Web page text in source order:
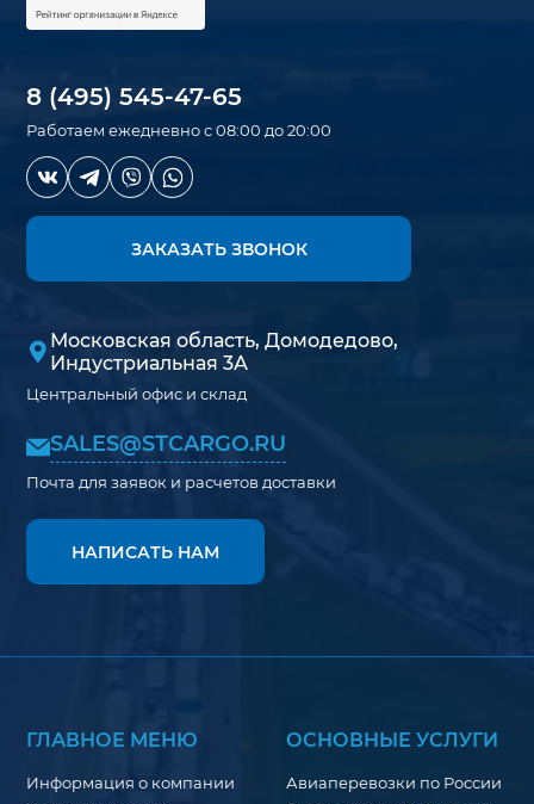
8 (495) 545-47-65
Работаем ежедневно с 08:00 до 20:00
ЗАКАЗАТЬ ЗВОНОК
Московская область, Домодедово,
Индустриальная 3А
Центральный офис и склад
SALES@STCARGO.RU
Почта для заявок и расчетов доставки
НАПИСАТЬ НАМ
ГЛАВНОЕ МЕНЮ
Информация о компании
ОСНОВНЫЕ УСЛУГИ
Авиаперевозки по России